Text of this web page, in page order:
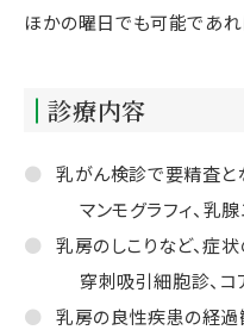
ほかの曜日でも可能であれ
診療内容
乳がん検診で要精査と
マンモグラフィ、乳
乳房のしこりなど、症
穿刺吸引細胞診、
乳房の良性疾患の経